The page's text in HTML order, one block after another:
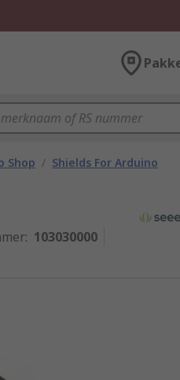
Shop / Shields For Arduino
: 103030000